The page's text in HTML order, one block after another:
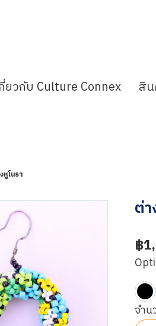
ยวกับ Culture Connex สิ
หูโนรา
ต่า
฿
จำน